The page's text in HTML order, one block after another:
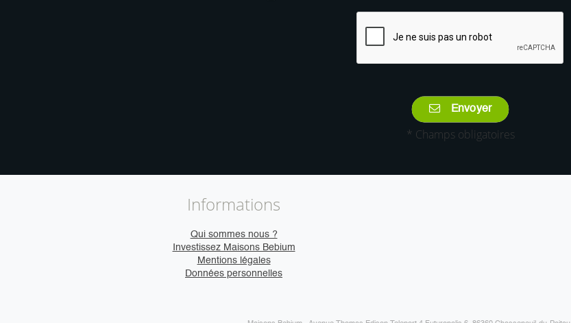
Envoyer
* Champs obligatoires
Informations
Qui sommes nous ?
Investissez Maisons Bebium
Mentions légales
Données personnelles